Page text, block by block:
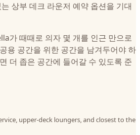
상부 데크 라운저 예약 옵션을 기대
가 때때로 의자 몇 개를 인근 만으로
용 공간을 위한 공간을 남겨두어야 하
더 좁은 공간에 들어갈 수 있도록 준
upper-deck loungers, and closest to the